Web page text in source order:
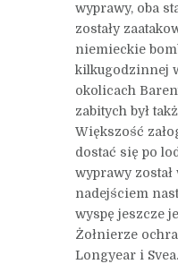
wyprawy, oba
zostały
niemieckie
kilkugodzinnej
okolicach
zabitych był
Większość
dostać się po
wyprawy
nadejściem
wyspę jeszcze
Żołnierze
Longyear i Svea.